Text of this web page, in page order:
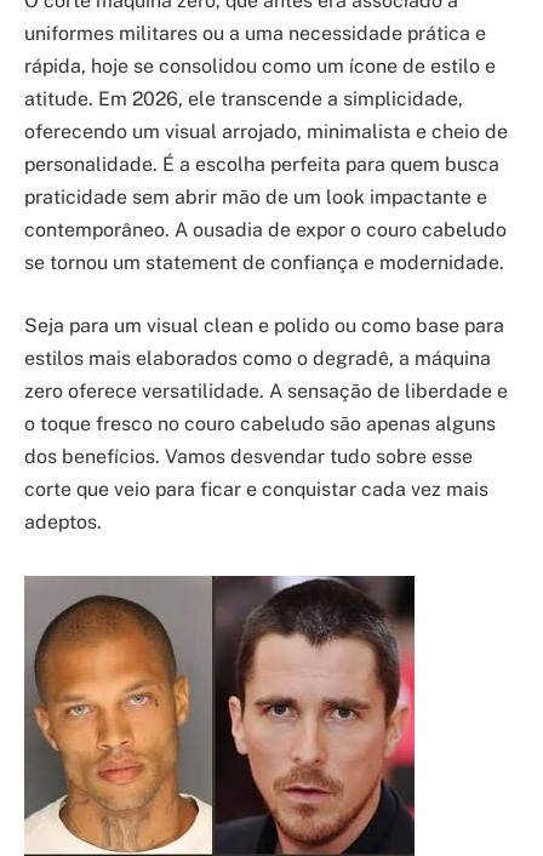
uniformes militares ou a uma necessidade prática e
rápida, hoje se consolidou como um ícone de estilo e
atitude. Em 2026, ele transcende a simplicidade,
oferecendo um visual arrojado, minimalista e cheio de
personalidade. É a escolha perfeita para quem busca
praticidade sem abrir mão de um look impactante e
contemporâneo. A ousadia de expor o couro cabeludo
se tornou um statement de confiança e modernidade.
Seja para um visual clean e polido ou como base para
estilos mais elaborados como o degradê, a máquina
zero oferece versatilidade. A sensação de liberdade e
o toque fresco no couro cabeludo são apenas alguns
dos benefícios. Vamos desvendar tudo sobre esse
corte que veio para ficar e conquistar cada vez mais
adeptos.